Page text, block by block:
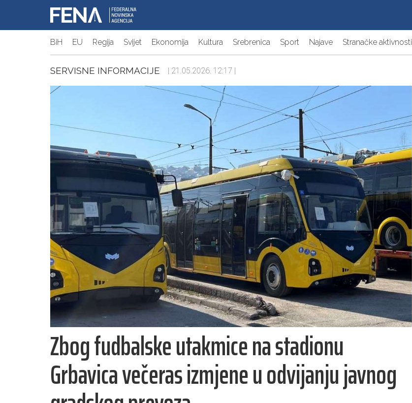
BiH EU Regija Svijet Ekonomija Kultura Srebrenica Sport Najave Stranačke aktivnosti
SERVISNE INFORMACIJE | 21.05.2026. 12:17 |
Zbog fudbalske utakmice na stadionu
Grbavica večeras izmjene u odvijanju javnog